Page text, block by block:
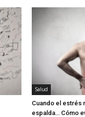
Salud
Cuando el estrés
espalda… Cómo